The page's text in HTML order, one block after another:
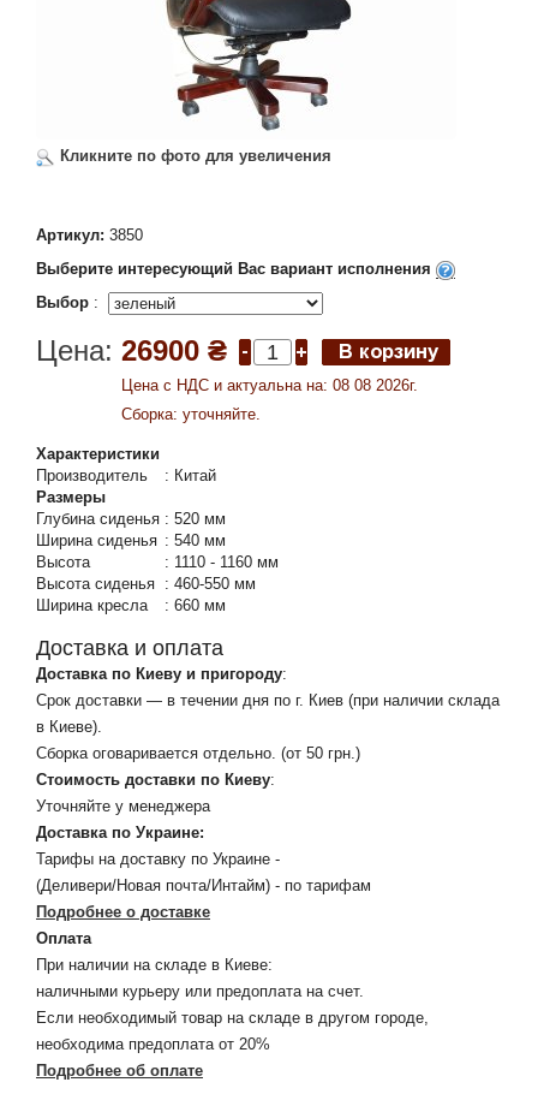
Кликните по фото для увеличения
Артикул: 3850
Выберите интересующий Вас вариант исполнения
Выбор :
Цена: 26900 ₴
Цена c НДС и актуальна на: 08 08 2026г.
Сборка: уточняйте.
Характеристики
Производитель
: Китай
Размеры
Глубина сиденья : 520 мм
Ширина сиденья : 540 мм
Высота
: 1110 - 1160 мм
Высота сиденья : 460-550 мм
Ширина кресла
: 660 мм
Доставка и оплата
Доставка по Киеву и пригороду:
Срок доставки — в течении дня по г. Киев (при наличии склада
в Киеве).
Сборка оговаривается отдельно. (от 50 грн.)
Стоимость доставки по Киеву:
Уточняйте у менеджера
Доставка по Украине:
Тарифы на доставку по Украине -
(Деливери/Новая почта/Интайм) - по тарифам
Подробнее о доставке
Оплата
При наличии на складе в Киеве:
наличными курьеру или предоплата на счет.
Если необходимый товар на складе в другом городе,
необходима предоплата от 20%
Подробнее об оплате